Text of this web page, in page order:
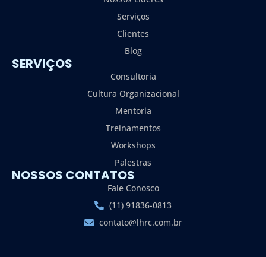
Serviços
Clientes
Blog
SERVIÇOS
Consultoria
Cultura Organizacional
Mentoria
Treinamentos
Workshops
Palestras
NOSSOS CONTATOS
Fale Conosco
(11) 91836-0813
contato@lhrc.com.br